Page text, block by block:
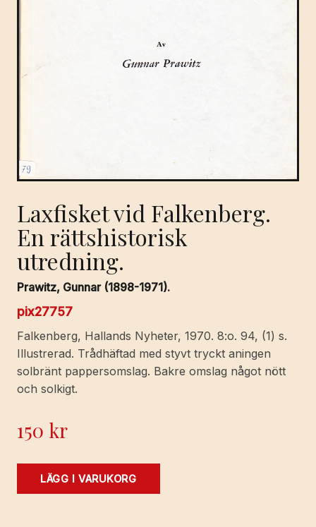
Laxfisket vid Falkenberg.
En rättshistorisk
utredning.
Prawitz, Gunnar (1898-1971).
pix27757
Falkenberg, Hallands Nyheter, 1970. 8:o. 94, (1) s.
Illustrerad. Trådhäftad med styvt tryckt aningen
solbränt pappersomslag. Bakre omslag något nött
och solkigt.
150 kr
Laxfisket
LÄGG I VARUKORG